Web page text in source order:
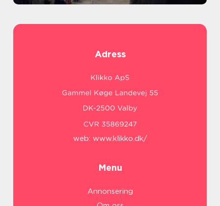
Adress
web: www.klikko.dk/
Menu
Annonsering